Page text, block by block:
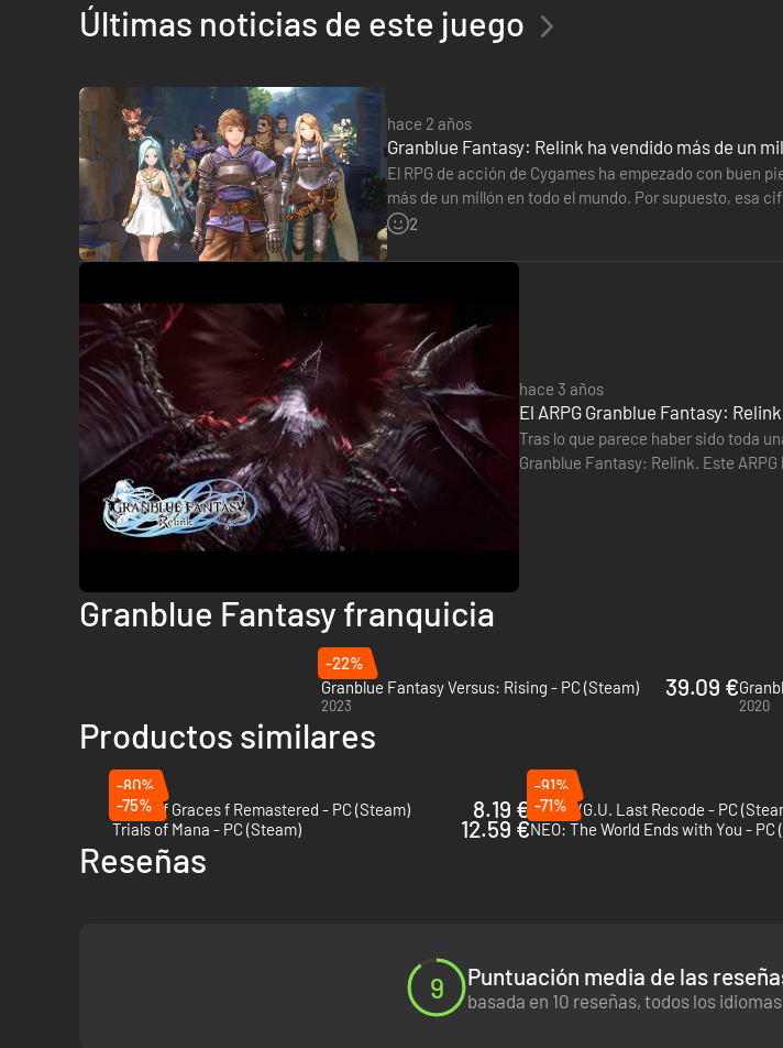
Últimas noticias de este juego
hace 2 años
Granblue Fantasy: Relink ha vendido más de un
El RPG de acción de Cygames ha empezado con buen
más de un millón en todo el mundo. Por supuesto, esa
Además, los desarrolladores…
2
hace 3 años
El ARPG Granblue Fantasy:
Tras lo que parece haber sido toda
Granblue Fantasy: Relink. Este
Granblue Fantasy franquicia
-22%
Granblue Fantasy Versus: Rising - PC (Steam)
2023
39.09 €
2020
Productos similares
-80%
Tales of Graces f Remastered - PC (Steam)
8.19 €
-91%
.hack//G.U. Last Recode - PC
-75%
Trials of Mana - PC (Steam)
12.59 €
-71%
NEO: The World Ends with You - PC
Reseñas
9 Puntuación media de las
basada en 10 reseñas, todos los